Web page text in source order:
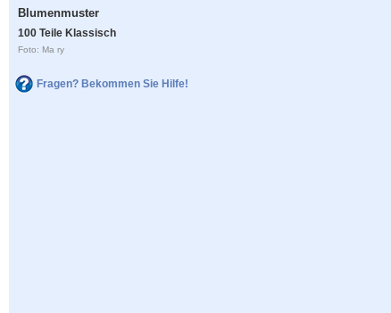
Blumenmuster
100 Teile Klassisch
Foto: Ma ry
Fragen? Bekommen Sie Hilfe!